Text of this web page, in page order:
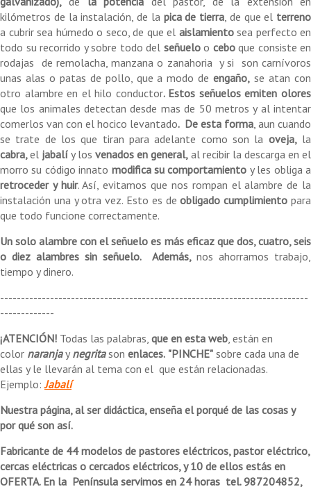
kilómetros de la instalación, de la pica de tierra, de que el terreno
a cubrir sea húmedo o seco, de que el aislamientosea perfecto en
todo su recorrido y sobre todo del señueloo cebo que consiste en
rodajas de remolacha, manzana o zanahoria y si son carnívoros
unas alas o patas de pollo, que a modo deengaño, se atan con
otro alambre en el hilo conductor. Estos señuelos emiten olores
que los animales detectan desde mas de 50 metros y al intentar
comerlos van con el hocico levantado. De esta forma, aun cuando
se trate de los que tiran para adelante como son la oveja,la
cabra,el jabalí y los venados en general, al recibir la descarga en el
morro su código innato modifica su comportamiento y les obliga a
retroceder y huir. Así, evitamos que nos rompan el alambre de la
instalación una y otra vez. Esto es deobligado cumplimiento para
que todo funcione correctamente.
Un solo alambre con el señuelo es más eficaz que dos, cuatro, seis
o diez alambres sin señuelo. Además, nos ahorramos trabajo,
tiempo y dinero.
--------------------------------------------------------------------------
-------------
¡ATENCIÓN! Todas las palabras, que en esta web, están en
color naranjay negritason enlaces. "PINCHE" sobre cada una de
ellas y le llevarán al tema con el que están relacionadas.
Ejemplo:Jabalí
Nuestra página, al ser didáctica, enseña el porqué de las cosas y
por qué son así.
Fabricante de 44 modelos de pastores eléctricos, pastor eléctrico,
cercas eléctricas o cercados eléctricos, y 10 de ellos estás en
OFERTA. En la Península servimos en 24 horas tel. 987204852,